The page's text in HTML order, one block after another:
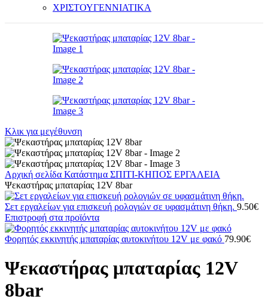
ΧΡΙΣΤΟΥΓΕΝΝΙΑΤΙΚΑ
Κλικ για μεγέθυνση
Αρχική σελίδα Κατάστημα ΣΠΙΤΙ-ΚΗΠΟΣ ΕΡΓΑΛΕΙΑ
Ψεκαστήρας μπαταρίας 12V 8bar
Σετ εργαλείων για επισκευή ρολογιών σε υφασμάτινη θήκη. 9.50€
Επιστροφή στα προϊόντα
Φορητός εκκινητής μπαταρίας αυτοκινήτου 12V με φακό 79.90€
Ψεκαστήρας μπαταρίας 12V
8bar